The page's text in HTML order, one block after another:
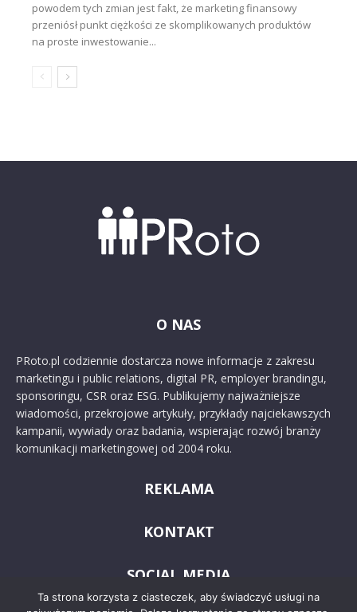
powodem tych zmian jest fakt, że marketing finansowy
przeniósł punkt ciężkości ze skomplikowanych produktów
na proste inwestowanie...
O NAS
PRoto.pl codziennie dostarcza nowe informacje z zakresu
marketingu i public relations, digital PR, employer brandingu,
sponsoringu, CSR oraz ESG. Publikujemy najważniejsze
wiadomości, przekrojowe artykuły, przykłady najciekawszych
kampanii, wywiady oraz badania, wspierając rozwój branży
komunikacji marketingowej od 2004 roku.
REKLAMA
KONTAKT
SOCIAL MEDIA
Ta strona korzysta z ciasteczek, aby świadczyć usługi na